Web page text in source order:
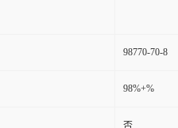
98770-70-8
98%+%
否